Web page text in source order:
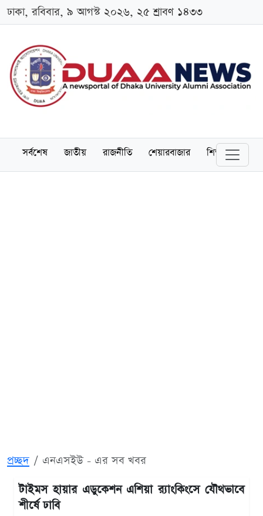
ঢাকা, রবিবার, ৯ আগস্ট ২০২৬, ২৫ শ্রাবণ ১৪৩৩
সর্বশেষ জাতীয় রাজনীতি শেয়ারবাজার শিক্ষা
প্রচ্ছদ এনএসইউ - এর সব খবর
টাইমস হায়ার এডুকেশন এশিয়া র‍্যাংকিংসে যৌথভাবে
শীর্ষে ঢাবি